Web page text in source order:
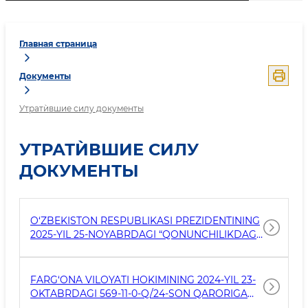
Главная страница
Документы
Утратѝвшие силу документы
УТРАТЍВШИЕ СИЛУ
ДОКУМЕНТЫ
O‘ZBEKISTON RESPUBLIKASI PREZIDENTINING
2025-YIL 25-NOYABRDAGI “QONUNCHILIKDAGI
TARTIBGA SOLISH YUKINI KAMAYTIRISH
TO‘G‘RISIDA”GI PF-231-SONLI FARMONI IJROSI
HAQIDA
FARG‘ONA VILOYATI HOKIMINING 2024-YIL 23-
OKTABRDAGI 569-11-0-Q/24-SON QARORIGA